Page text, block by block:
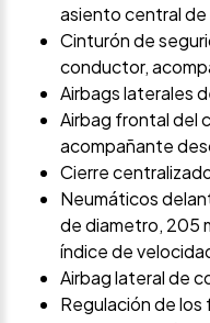
asiento central
Cinturón de
conductor,
Airbags laterales
Airbag frontal del
acompañante
Cierre
Neumáticos
de diametro, 205
índice de
Airbag lateral de
Regulación de